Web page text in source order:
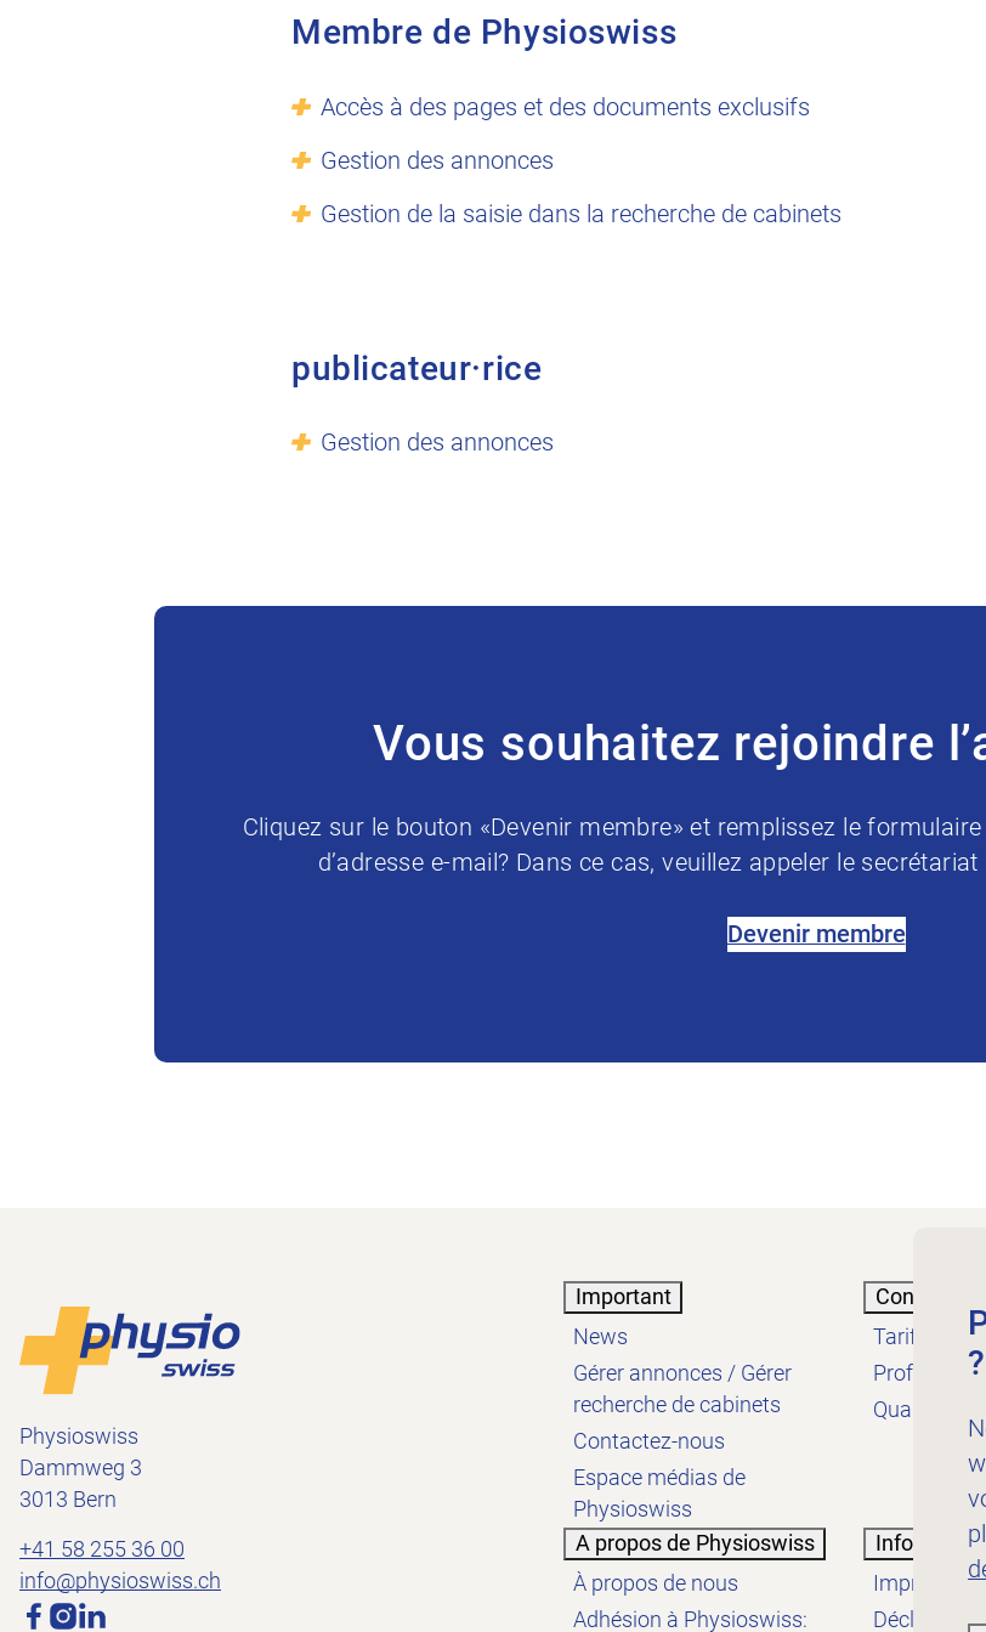
Membre de Physioswiss
Accès à des pages et des documents exclusifs
Gestion des annonces
Gestion de la saisie dans la recherche de cabinets
publicateur·rice
Gestion des annonces
Vous souhaitez rejoindre
Cliquez sur le bouton «Devenir membre» et remplissez le formulaire
d’adresse e-mail? Dans ce cas, veuillez appeler le
Devenir membre
Footer
Physioswiss
Dammweg 3
3013 Bern
+41 58 255 36 00
info@physioswiss.ch
Médias sociaux
Important
News
Gérer annonces / Gérer
recherche de cabinets
Contactez-nous
Espace médias de
Physioswiss
Tarifs
Profession
Qualité
A propos de Physioswiss
À propos de nous
Adhésion à Physioswiss:
Impressum
?